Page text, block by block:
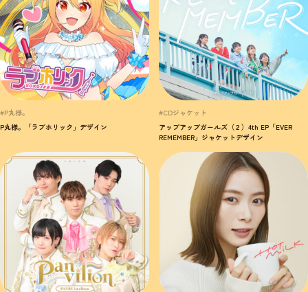
#P丸様。
P丸様。「ラブホリック」デザイン
#CDジャケット
アップアップガールズ（２）4th EP「EVER
REMEMBER」ジャケットデザイン